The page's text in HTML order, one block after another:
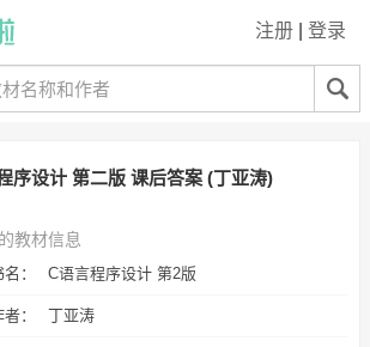
注册 登录
序设计 第二版 课后答案 (丁亚涛)
教材信息
： C语言程序设计 第2版
： 丁亚涛